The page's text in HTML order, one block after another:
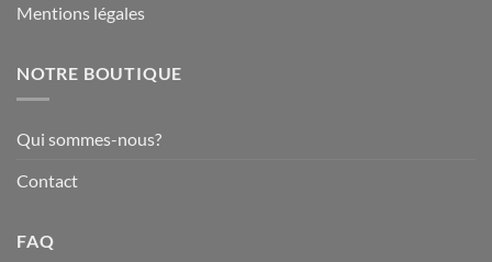
Mentions légales
NOTRE BOUTIQUE
Qui sommes-nous?
Contact
FAQ